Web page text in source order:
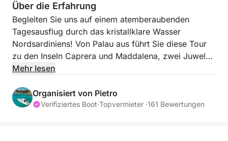
Über die Erfahrung
Begleiten Sie uns auf einem atemberaubenden
Tagesausflug durch das kristallklare Wasser
Nordsardiniens! Von Palau aus führt Sie diese Tour
zu den Inseln Caprera und Maddalena, zwei Juwelen
des Archipels – fernab der Touristenmassen von
Entdecken Sie versteckte Buchten, schwimmen Sie in
Mehr lesen
Organisiert von Pietro
Verifiziertes Boot·Topvermieter ·161 Bewertungen